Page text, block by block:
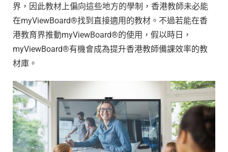
界，因此教材上偏向這些地方的學制，香港教師未必能
在myViewBoard®找到直接適用的教材。不過若能在香
港教育界推動myViewBoard®的使用，假以時日，
myViewBoard®有機會成為提升香港教師備課效率的教
材庫。